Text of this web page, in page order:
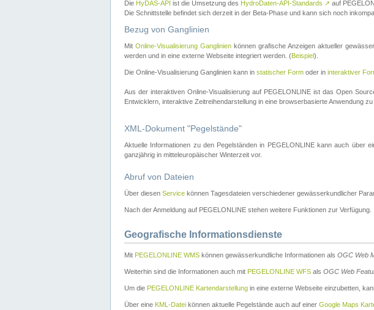
Die HyDAS-API ist die Umsetzung des HydroDaten-API-Standards ↗ auf
Die Schnittstelle befindet sich derzeit in der Beta-Phase und kann sich noch
Bezug von Ganglinien
MitOnline-Visualisierung Ganglinien können grafische Anzeigen aktueller
werden und in eine externe Webseite integriert werden. (Beispiel).
Die Online-Visualisierung Ganglinien kann in statischer Form oder in interaktiver
Aus der interaktiven Online-Visualisierung auf PEGELONLINE ist das Open
Entwicklern, interaktive Zeitreihendarstellung in eine browserbasierte Anwendung zu
XML-Dokument "Pegelstände"
Aktuelle Informationen zu den Pegelständen in PEGELONLINE kann auch über
ganzjährig in mitteleuropäischer Winterzeit vor.
Abruf von Dateien
Über diesen Service können Tagesdateien verschiedener gewässerkundlicher
Nach der Anmeldung auf PEGELONLINE stehen weitere Funktionen zur Verfügung.
Geografische Informationsdienste
Mit PEGELONLINE WMS können gewässerkundliche Informationen als OGC Web
Weiterhin sind die Informationen auch mit PEGELONLINE WFS als OGC Web
Um die PEGELONLINE Kartendarstellung in eine externe Webseite einzubetten,
Über eine KML-Datei können aktuelle Pegelstände auch auf einer Google Maps